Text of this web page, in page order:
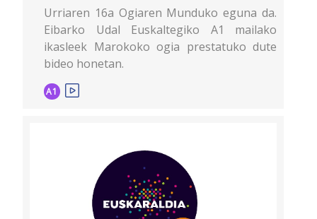
Urriaren 16a Ogiaren Munduko eguna da.
Eibarko Udal Euskaltegiko A1 mailako
ikasleek Marokoko ogia prestatuko dute
bideo honetan.
A1